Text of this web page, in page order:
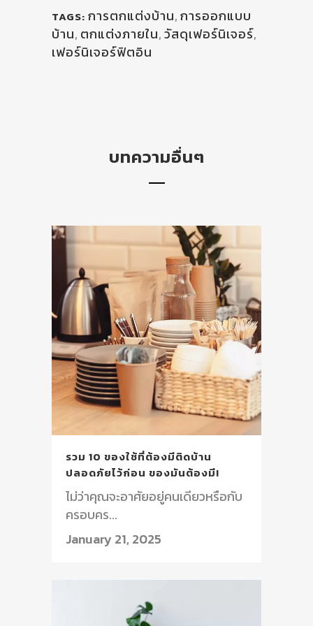
TAGS: การตกแต่งบ้าน,การออกแบบ
บ้าน, ตกแต่งภายใน,วัสดุเฟอร์นิเจอร์,
เฟอร์นิเจอร์ฟิตอิน
บทความอื่นๆ
รวม 10 ของใช้ที่ต้องมีติดบ้าน
ปลอดภัยไว้ก่อน ของมันต้องมี!
ไม่ว่าคุณจะอาศัยอยู่คนเดียวหรือกับ
ครอบคร...
January 21, 2025